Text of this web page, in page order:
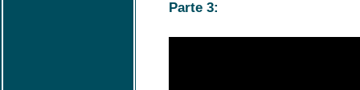
Parte 3: